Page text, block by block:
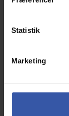
Statistik
Marketing
3.899,00